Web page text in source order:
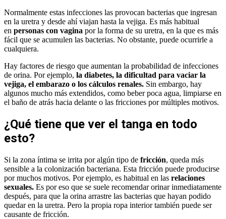
Normalmente estas infecciones las provocan bacterias que ingresan
en la uretra y desde ahí viajan hasta la vejiga. Es más habitual
en personas con vagina por la forma de su uretra, en la que es más
fácil que se acumulen las bacterias. No obstante, puede ocurrirle a
cualquiera.
Hay factores de riesgo que aumentan la probabilidad de infecciones
de orina. Por ejemplo, la diabetes, la dificultad para vaciar la
vejiga, el embarazo o los cálculos renales. Sin embargo, hay
algunos mucho más extendidos, como beber poca agua, limpiarse en
el baño de atrás hacia delante o las fricciones por múltiples motivos.
¿Qué tiene que ver el tanga en todo
esto?
Si la zona íntima se irrita por algún tipo de fricción, queda más
sensible a la colonización bacteriana. Esta fricción puede producirse
por muchos motivos. Por ejemplo, es habitual en las relaciones
sexuales. Es por eso que se suele recomendar orinar inmediatamente
después, para que la orina arrastre las bacterias que hayan podido
quedar en la uretra. Pero la propia ropa interior también puede ser
causante de fricción.